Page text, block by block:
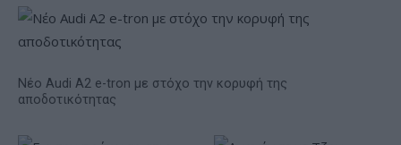
Νέο Audi A2 e-tron με στόχο την κορυφή της
αποδοτικότητας